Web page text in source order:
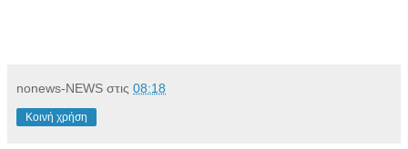
nonews-NEWS στις 08:18
Κοινή χρήση